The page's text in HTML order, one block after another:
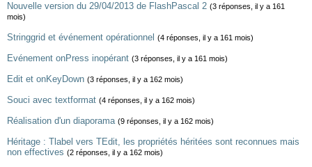
Nouvelle version du 29/04/2013 de FlashPascal 2 (3 réponses, il y a 161
mois)
Stringgrid et événement opérationnel (4 réponses, il y a 161 mois)
Evénement onPress inopérant (3 réponses, il y a 161 mois)
Edit et onKeyDown (3 réponses, il y a 162 mois)
Souci avec textformat (4 réponses, il y a 162 mois)
Réalisation d'un diaporama (9 réponses, il y a 162 mois)
Héritage : Tlabel vers TEdit, les propriétés héritées sont reconnues mais
non effectives (2 réponses, il y a 162 mois)